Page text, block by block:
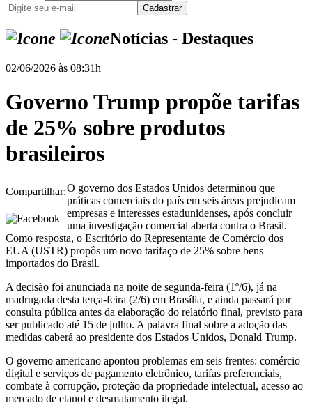
Notícias - Destaques
02/06/2026 às 08:31h
Governo Trump propõe tarifas
de 25% sobre produtos
brasileiros
Compartilhar:O governo dos Estados Unidos determinou que
práticas comerciais do país em seis áreas prejudicam
empresas e interesses estadunidenses, após concluir
uma investigação comercial aberta contra o Brasil.
Como resposta, o Escritório do Representante de Comércio dos
EUA (USTR) propôs um novo tarifaço de 25% sobre bens
importados do Brasil.
A decisão foi anunciada na noite de segunda-feira (1º/6), já na
madrugada desta terça-feira (2/6) em Brasília, e ainda passará por
consulta pública antes da elaboração do relatório final, previsto para
ser publicado até 15 de julho. A palavra final sobre a adoção das
medidas caberá ao presidente dos Estados Unidos, Donald Trump.
O governo americano apontou problemas em seis frentes: comércio
digital e serviços de pagamento eletrônico, tarifas preferenciais,
combate à corrupção, proteção da propriedade intelectual, acesso ao
mercado de etanol e desmatamento ilegal.